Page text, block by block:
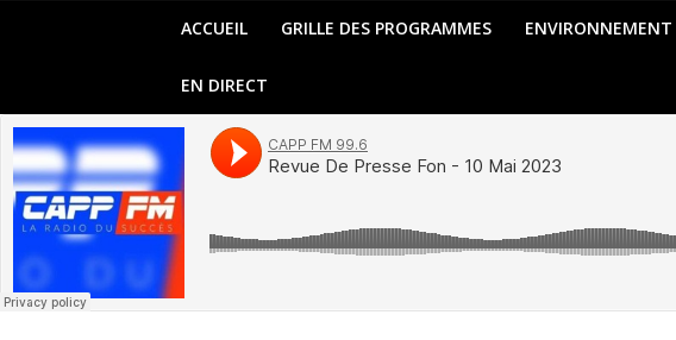
ACCUEIL GRILLE DES PROGRAMMES ENVIRONNEMENT
EN DIRECT